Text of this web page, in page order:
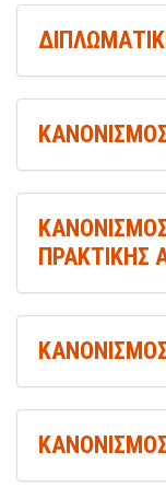
ΠΡΑΚΤΙΚΗΣ